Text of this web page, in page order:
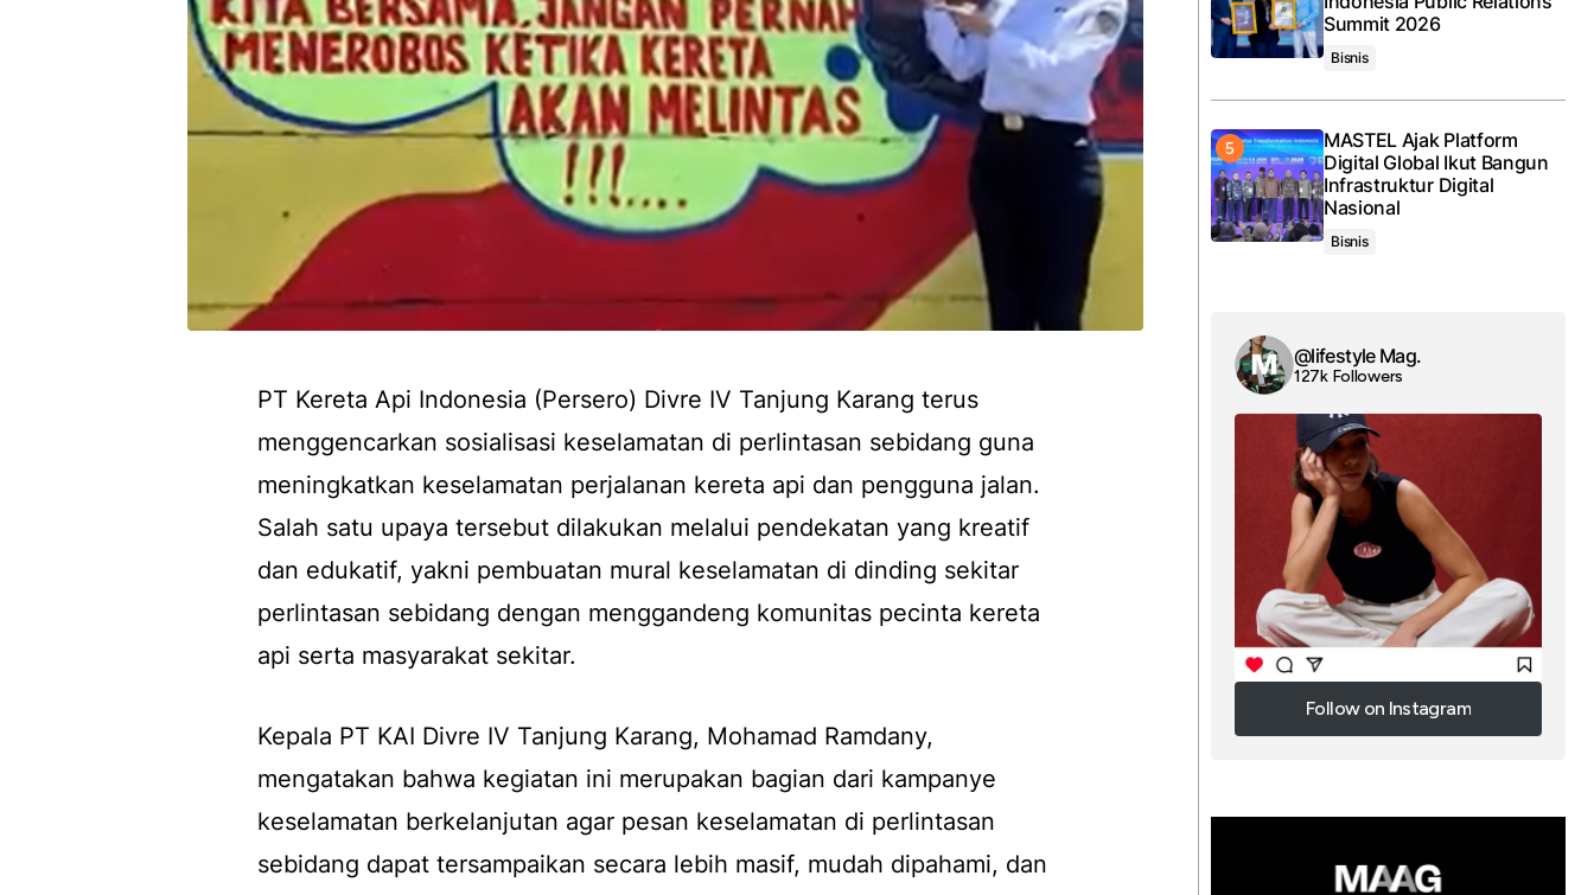
PT Kereta Api Indonesia (Persero) Divre IV Tanjung Karang terus
menggencarkan sosialisasi keselamatan di perlintasan sebidang guna
meningkatkan keselamatan perjalanan kereta api dan pengguna jalan.
Salah satu upaya tersebut dilakukan melalui pendekatan yang kreatif
dan edukatif, yakni pembuatan mural keselamatan di dinding sekitar
perlintasan sebidang dengan menggandeng komunitas pecinta kereta
api serta masyarakat sekitar.
Kepala PT KAI Divre IV Tanjung Karang, Mohamad Ramdany,
mengatakan bahwa kegiatan ini merupakan bagian dari kampanye
keselamatan berkelanjutan agar pesan keselamatan di perlintasan
sebidang dapat tersampaikan secara lebih masif, mudah dipahami, dan
Summit 2026
Bisnis
MASTEL Ajak Platform
Digital Global Ikut Bangun
Infrastruktur Digital
Nasional
Bisnis
@lifestyle Mag.
127k Followers
Follow on Instagram
Follow on Instagram